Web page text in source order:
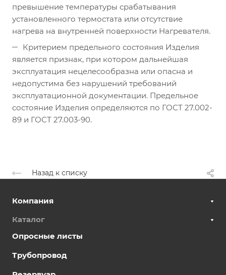
превышение температуры срабатывания
установленного термостата или отсутствие
нагрева на внутренней поверхности Нагревателя.
Критерием предельного состояния Изделия
является признак, при котором дальнейшая
эксплуатация нецелесообразна или опасна и
недопустима без нарушений требований
эксплуатационной документации. Предельное
состояние Изделия определяются по ГОСТ 27.002-
89 и ГОСТ 27.003-90.
Назад к списку
Компания
Каталог
Опросные листы
Трубопровод